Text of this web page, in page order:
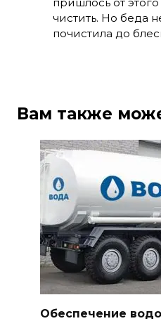
чистить. Но беда
почистила до
Вам также
Обеспечение